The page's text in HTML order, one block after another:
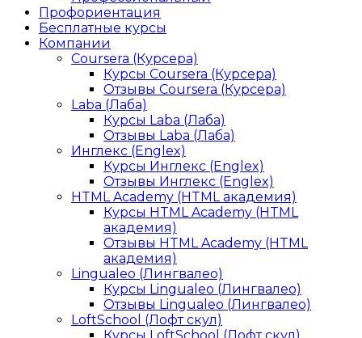
Профориентация
Бесплатные курсы
Компании
Coursera (Курсера)
Курсы Coursera (Курсера)
Отзывы Coursera (Курсера)
Laba (Лаба)
Курсы Laba (Лаба)
Отзывы Laba (Лаба)
Инглекс (Englex)
Курсы Инглекс (Englex)
Отзывы Инглекс (Englex)
HTML Academy (HTML академия)
Курсы HTML Academy (HTML
академия)
Отзывы HTML Academy (HTML
академия)
Lingualeo (Лингвалео)
Курсы Lingualeo (Лингвалео)
Отзывы Lingualeo (Лингвалео)
LoftSchool (Лофт скул)